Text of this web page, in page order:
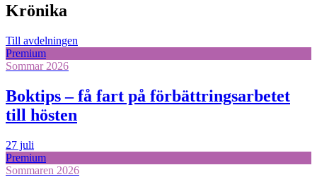
Krönika
Till avdelningen
Premium
Sommar 2026
Boktips – få fart på förbättringsarbetet
till hösten
27 juli
Premium
Sommaren 2026